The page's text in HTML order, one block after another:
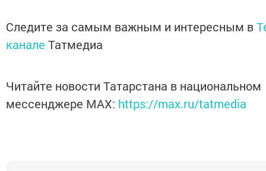
Следите за самым важным и интересным в
канале Татмедиа
Читайте новости Татарстана в национальном
мессенджере MАХ: https://max.ru/tatmedia